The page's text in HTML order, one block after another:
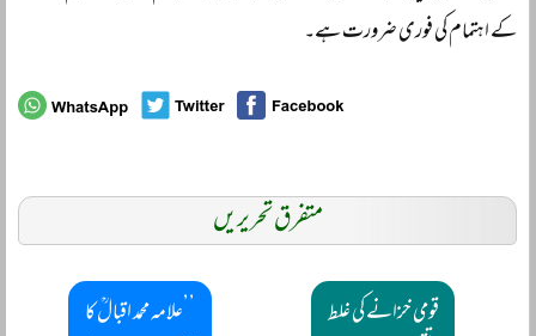
کے اہتمام کی فوری ضرورت ہے۔
متفرق تحریریں
قومی خزانے کی غلط
’’علامہ محمد اقبالؒ کا